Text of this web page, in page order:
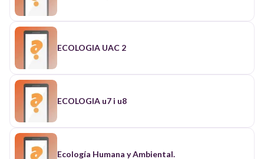
ECOLOGIA UAC 2
ECOLOGIA u7 i u8
Ecología Humana y Ambiental.